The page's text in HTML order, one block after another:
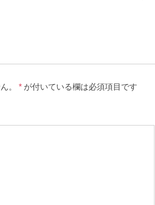
。 * が付いている欄は必須項目です